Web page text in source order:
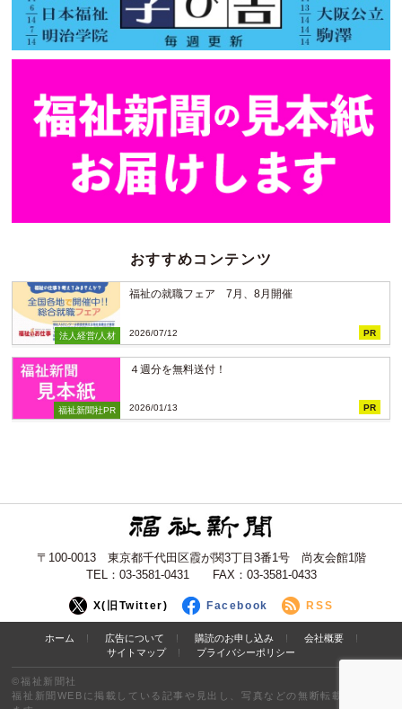
おすすめコンテンツ
法人経営/人材
福祉の就職フェア 7月、8月開催
2026/07/12 PR
福祉新聞社PR
４週分を無料送付！
2026/01/13 PR
〒100-0013 東京都千代田区霞が関3丁目3番1号 尚友会館1階
TEL：03-3581-0431 FAX：03-3581-0433
X(旧Twitter) Facebook RSS
ホーム 広告について 購読のお申し込み
会社概要
サイトマップ
プライバシーポリシー
©福祉新聞社
福祉新聞WEBに掲載している記事や見出し、写真などの無断転載を禁止し